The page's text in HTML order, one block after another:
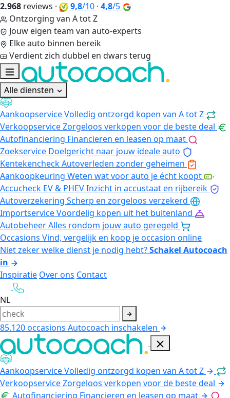
2.968 reviews · 9,8/10 · 4,8/5
Ontzorging van A tot Z
Jouw eigen team van auto-experts
Elke auto binnen bereik
Verdient zich dubbel en dwars terug
Alle diensten
AankoopserviceVolledig ontzorgd kopen van A tot Z
VerkoopserviceZorgeloos verkopen voor de beste deal
Autofinanciering Financieren en leasen op maat
Zoekservice Doelgericht naar jouw ideale auto
KentekencheckAutoverleden zonder geheimen
Aankoopkeuring Weten wat voor auto je écht koopt
Accucheck EV & PHEVInzicht in accustaat en rijbereik
Autoverzekering Scherp en zorgeloos verzekerd
ImportserviceVoordelig kopen uit het buitenland
AutobeheerAlles rondom jouw auto geregeld
Occasions Vind, vergelijk en koop je occasion online
Niet zeker welke dienst je nodig hebt?Schakel Autocoach
in
Inspiratie Over ons Contact
NL
85.120occasions Autocoach inschakelen
AankoopserviceVolledig ontzorgd kopen van A tot Z
VerkoopserviceZorgeloos verkopen voor de beste deal
Autofinanciering Financieren en leasen op maat